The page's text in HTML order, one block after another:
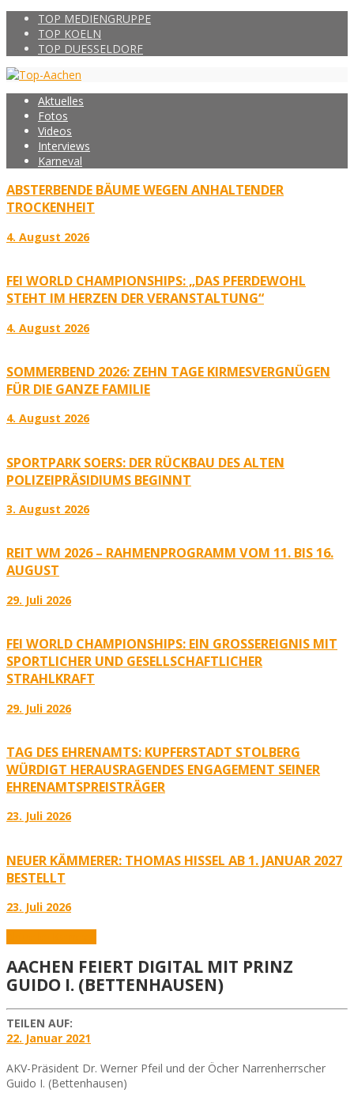
TOP MEDIENGRUPPE
TOP KOELN
TOP DUESSELDORF
Aktuelles
Fotos
Videos
Interviews
Karneval
ABSTERBENDE BÄUME WEGEN ANHALTENDER
TROCKENHEIT
4. August 2026
FEI WORLD CHAMPIONSHIPS: „DAS PFERDEWOHL
STEHT IM HERZEN DER VERANSTALTUNG“
4. August 2026
SOMMERBEND 2026: ZEHN TAGE KIRMESVERGNÜGEN
FÜR DIE GANZE FAMILIE
4. August 2026
SPORTPARK SOERS: DER RÜCKBAU DES ALTEN
POLIZEIPRÄSIDIUMS BEGINNT
3. August 2026
REIT WM 2026 – RAHMENPROGRAMM VOM 11. BIS 16.
AUGUST
29. Juli 2026
FEI WORLD CHAMPIONSHIPS: EIN GROSSEREIGNIS MIT S
PORTLICHER UND GESELLSCHAFTLICHER S
TRAHLKRAFT
29. Juli 2026
TAG DES EHRENAMTS: KUPFERSTADT STOLBERG
WÜRDIGT HERAUSRAGENDES ENGAGEMENT SEINER
EHRENAMTSPREISTRÄGER
23. Juli 2026
NEUER KÄMMERER: THOMAS HISSEL AB 1. JANUAR 2027
BESTELLT
23. Juli 2026
AACHEN FEIERT DIGITAL MIT PRINZ
GUIDO I. (BETTENHAUSEN)
TEILEN AUF:
22. Januar 2021
AKV-Präsident Dr. Werner Pfeil und der Öcher Narrenherrscher
Guido I. (Bettenhausen)